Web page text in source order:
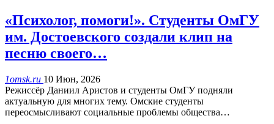
«Психолог, помоги!». Студенты ОмГУ
им. Достоевского создали клип на
песню своего…
1omsk.ru 10 Июн, 2026
Режиссёр Даниил Аристов и студенты ОмГУ подняли
актуальную для многих тему. Омские студенты
переосмысливают социальные проблемы общества…